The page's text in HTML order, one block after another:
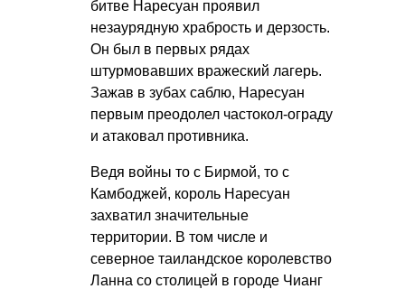
битве Наресуан проявил
незаурядную храбрость и дерзость.
Он был в первых рядах
штурмовавших вражеский лагерь.
Зажав в зубах саблю, Наресуан
первым преодолел частокол-ограду
и атаковал противника.
Ведя войны то с Бирмой, то с
Камбоджей, король Наресуан
захватил значительные
территории. В том числе и
северное таиландское королевство
Ланна со столицей в городе Чианг